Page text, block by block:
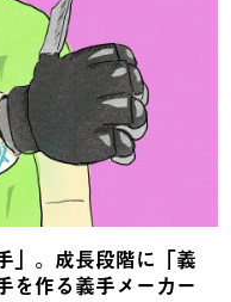
」。成長段階に「義
を作る義手メーカー